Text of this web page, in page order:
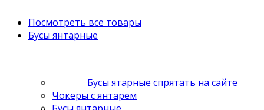
Посмотреть все товары
Бусы янтарные
Бусы ятарные спрятать на сайте
Чокеры с янтарем